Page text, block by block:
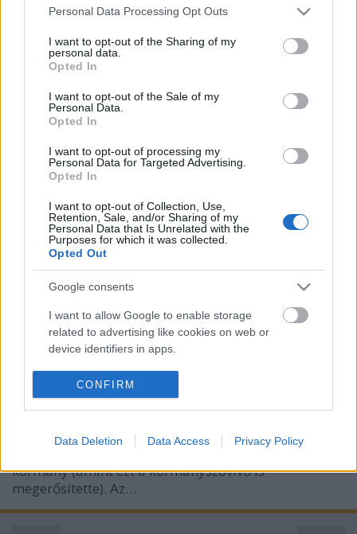
Please note that this website/app uses one or more Google
not limited to your visit or usage behaviour. You may click to
grant or deny consent to Google and its third-party tags to
use your data for below specified purposes in below Google
consent section.
Personal Data Processing Opt Outs
I want to opt-out of the Sharing of my
personal data.
Opted In
I want to opt-out of the Sale of my
Personal Data.
Opted In
I want to opt-out of processing my
Personal Data for Targeted Advertising.
Opted In
I want to opt-out of Collection, Use,
Retention, Sale, and/or Sharing of my
Personal Data that Is Unrelated with the
Purposes for which it was collected.
Opted Out
Google consents
I want to allow Google to enable storage
related to advertising like cookies on web or
device identifiers in apps.
I want to allow my user data to be sent to
Google for online advertising purposes.
personalized advertising.
I want to allow Google to enable storage
related to analytics like cookies on web or
device identifiers in apps.
CONFIRM
Data Deletion Data Access Privacy Policy
két napja.Ily módon valóban úgy tűnhet, hogy a
megbízott munkacsoport…
Rezsiharc a kivitt profit ellen
energiabox • 2013. szeptember 23.
Szerző: Perger AndrásMúlt pénteken elvitte a
figyelmet a kisebb szénbányák megnyitásáról szóló
azonban nem ez volt: a kormányfő egyértelművé
tette, hogy közműcégek visszavásárlását tervezi a
kormány (amint ezt a kormányszóvivő is
megerősítette). Az…